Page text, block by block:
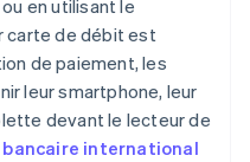
en utilisant le
carte de débit est
de paiement, les
leur smartphone, leur
devant le lecteur de
international